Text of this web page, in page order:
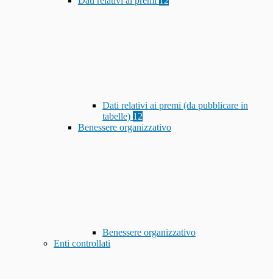
Dati relativi ai premi (da pubblicare in
tabelle) 12
Benessere organizzativo
Benessere organizzativo
Enti controllati